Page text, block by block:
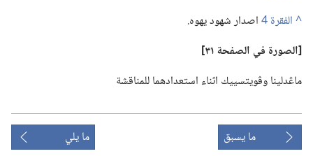
^
اصدار شهود يهوه.‏
‏[الصورة في الصفحة ٣١]‏
ماڠدلينا وڤويتسييك اثناء استعدادهما للمناقشة
ما يسبق ما يلي